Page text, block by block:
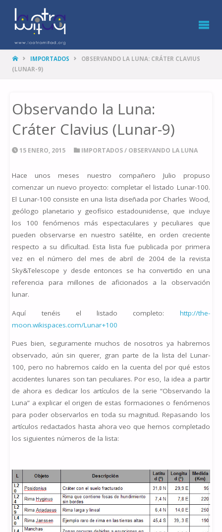
HOMEIMPORTADOS
OBSERVANDO LA LUNA: CRÁTER CLAVIUS
(LUNAR-9)
Observando la Luna:
Cráter Clavius (Lunar-9)
15 ENERO, 2015 IMPORTADOS/ OBSERVANDO LA LUNA
Hace unos meses nuestro compañero Julio propuso
comenzar un nuevo proyecto: completar el listado Lunar-100.
El Lunar-100 consiste en una lista diseñada por Charles Wood,
geólogo planetario y geofísico estadounidense, que incluye
los 100 fenómenos más espectaculares y peculiares que
pueden observarse en nuestro satélite, en orden creciente
respecto a su dificultad. Esta lista fue publicada por primera
vez en el número del mes de abril de 2004 de la revista
Sky&Telescope y desde entonces se ha convertido en una
referencia para millones de aficionados a la observación
lunar.
Aquí tenéis el listado completo: http://the-
moon.wikispaces.com/Lunar+100
Pues bien, seguramente muchos de nosotros ya habremos
observado, aún sin querer, gran parte de la lista del Lunar-
100, pero no habremos caído en la cuenta del por qué estos
accidentes lunares son tan peculiares. Por eso, la idea a partir
de ahora es dedicar los artículos de la serie “Observando la
Luna” a explicar el origen de estas formaciones o fenómenos
para poder observarlos en toda su magnitud. Repasando los
artículos redactados hasta ahora veo que hemos completado
los siguientes números de la lista: